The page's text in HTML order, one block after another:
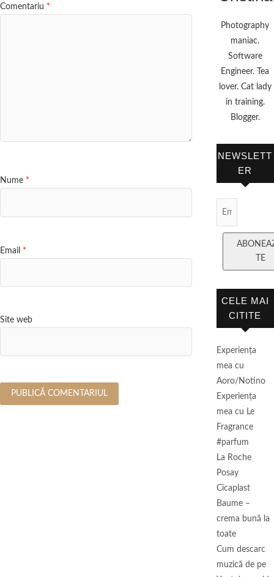
Comentariu *
Nume *
Email *
Site web
Photography
maniac.
Software
Engineer. Tea
lover. Cat lady
in training.
Blogger.
NEWSLETT
ER
TE
CELE MAI
CITITE
Experienţa
mea cu
Aoro/Notino
Experienţa
mea cu Le
Fragrance
#parfum
La Roche
Posay
Cicaplast
Baume –
crema bună la
toate
Cum descarc
muzică de pe